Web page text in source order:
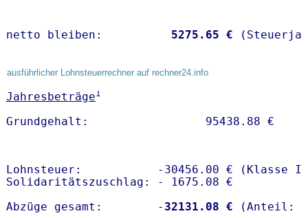
netto bleiben: 5275.65 €
ausführlicher Lohnsteuerrechner auf rechner24.info
Jahresbeträge1
Lohnsteuer:           -30456.00 € (Klasse I)
Solidaritätszuschlag: - 1675.08 €
Abzüge gesamt:        - 32131.08 €